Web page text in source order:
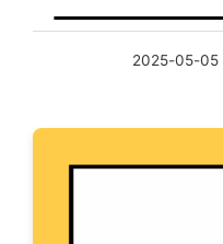
2025-05-05